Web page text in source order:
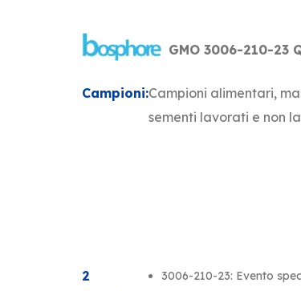
GMO 3006-210-23
Campioni:Campioni alimentari,
sementi lavorati e non
2
3006-210-23: Evento